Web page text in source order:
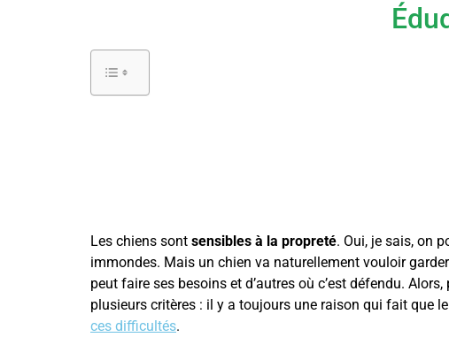
Les chiens sont sensibles à la propreté. Oui, je sais, on
immondes. Mais un chien va naturellement vouloir
peut faire ses besoins et d’autres où c’est défendu.
plusieurs critères : il y a toujours une raison qui fait que
ces difficultés.